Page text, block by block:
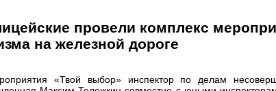
провели комплекс
на железной дороге
«Твой выбор» инспектор по делам